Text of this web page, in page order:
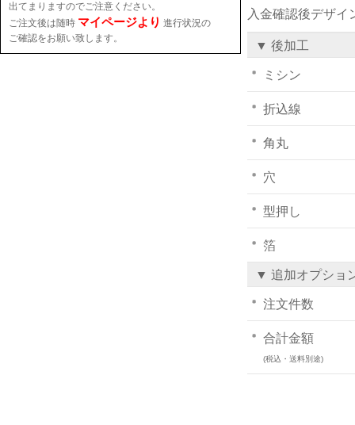
出てまりますのでご注意ください。
ご注文後は随時 マイページより 進行状況の
ご確認をお願い致します。
入金確認後デザイ
▼ 後加工
ミシン
折込線
角丸
穴
型押し
箔
▼ 追加オプショ
注文件数
合計金額
(税込・送料別途)